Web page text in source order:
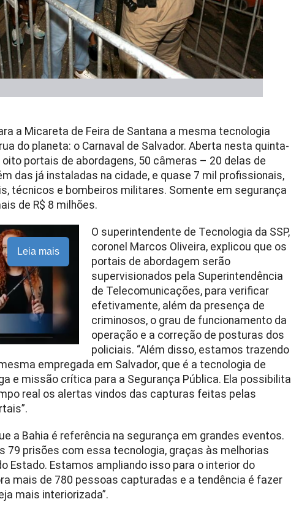
a Micareta de Feira de Santana a mesma tecnologia
do planeta: o Carnaval de Salvador. Aberta nesta quinta-
portais de abordagens, 50 câmeras – 20 delas de
das já instaladas na cidade, e quase 7 mil profissionais,
técnicos e bombeiros militares. Somente em segurança
de R$ 8 milhões.
Leia mais
O superintendente de Tecnologia da SSP,
coronel Marcos Oliveira, explicou que os
portais de abordagem serão
supervisionados pela Superintendência
de Telecomunicações, para verificar
efetivamente, além da presença de
criminosos, o grau de funcionamento da
operação e a correção de posturas dos
policiais. “Além disso, estamos trazendo
empregada em Salvador, que é a tecnologia de
e missão crítica para a Segurança Pública. Ela possibilita
real os alertas vindos das capturas feitas pelas
a Bahia é referência na segurança em grandes eventos.
79 prisões com essa tecnologia, graças às melhorias
Estado. Estamos ampliando isso para o interior do
mais de 780 pessoas capturadas e a tendência é fazer
mais interiorizada”.